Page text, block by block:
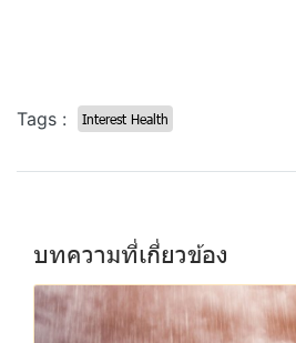
Tags : Interest Health
บทความที่เกี่ยวข้อง